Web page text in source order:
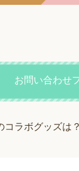
お問い合わせ
ラボグッズは